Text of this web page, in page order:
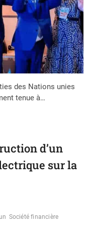
des Nations unies
tenue à…
d’un
sur la
Société financière